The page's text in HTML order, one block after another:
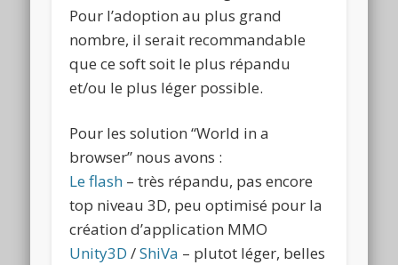
Pour l’adoption au plus grand
nombre, il serait recommandable
que ce soft soit le plus répandu
et/ou le plus léger possible.
Pour les solution “World in a
browser” nous avons :
Le flash – très répandu, pas encore
top niveau 3D, peu optimisé pour la
création d’application MMO
Unity3D /ShiVa – plutot léger, belles